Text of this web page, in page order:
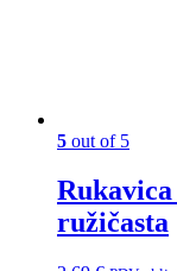
5 out of 5
ružičasta